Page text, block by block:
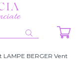
BERGER Vent